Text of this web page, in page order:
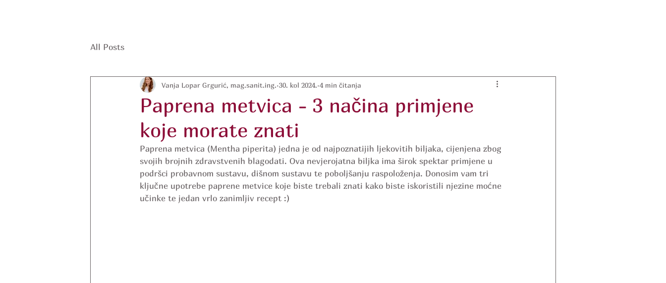
All Posts
Paprena metvica - 3 načina primjene
koje morate znati
Vanja Lopar Grgurić, mag.sanit.ing. 30. kol 2024. 4 min čitanja
Paprena metvica (Mentha piperita) jedna je od najpoznatijih ljekovitih biljaka, cijenjena zbog
svojih brojnih zdravstvenih blagodati. Ova nevjerojatna biljka ima širok spektar primjene u
podršci probavnom sustavu, dišnom sustavu te poboljšanju raspoloženja. Donosim vam tri
ključne upotrebe paprene metvice koje biste trebali znati kako biste iskoristili njezine moćne
učinke te jedan vrlo zanimljiv recept :)